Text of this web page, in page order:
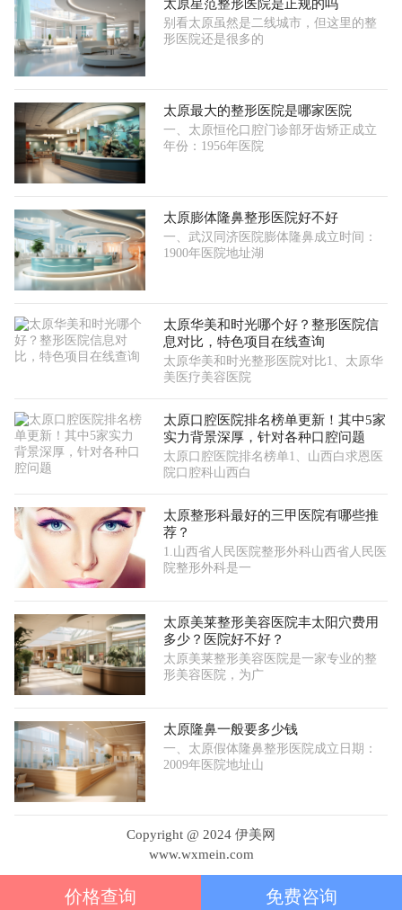
太原星范整形医院是正规的吗
别看太原虽然是二线城市，但这里的整
形医院还是很多的
太原最大的整形医院是哪家医院
一、太原恒伦口腔门诊部牙齿矫正成立
年份：1956年医院
太原膨体隆鼻整形医院好不好
一、武汉同济医院膨体隆鼻成立时间：
1900年医院地址湖
太原华美和时光哪个好？整形医院信
息对比，特色项目在线查询
太原华美和时光整形医院对比1、太原华
美医疗美容医院
太原口腔医院排名榜单更新！其中5家
实力背景深厚，针对各种口腔问题
太原口腔医院排名榜单1、山西白求恩医
院口腔科山西白
太原整形科最好的三甲医院有哪些推
荐？
1.山西省人民医院整形外科山西省人民医
院整形外科是一
太原美莱整形美容医院丰太阳穴费用
多少？医院好不好？
太原美莱整形美容医院是一家专业的整
形美容医院，为广
太原隆鼻一般要多少钱
一、太原假体隆鼻整形医院成立日期：
2009年医院地址山
Copyright @ 2024 伊美网
www.wxmein.com
价格查询 免费咨询